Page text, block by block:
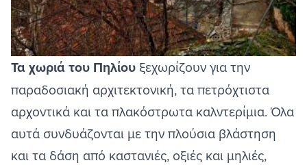
Τα χωριά του Πηλίου ξεχωρίζουν για την
παραδοσιακή αρχιτεκτονική, τα πετρόχτιστα
αρχοντικά και τα πλακόστρωτα καλντερίμια. Όλα
αυτά συνδυάζονται με την πλούσια βλάστηση
και τα δάση από καστανιές, οξιές και μηλιές,